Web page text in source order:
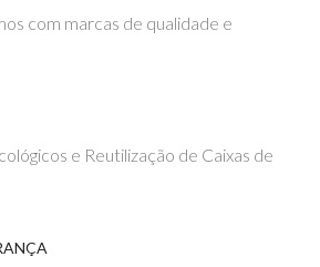
com marcas de qualidade e
e Reutilização de Caixas de